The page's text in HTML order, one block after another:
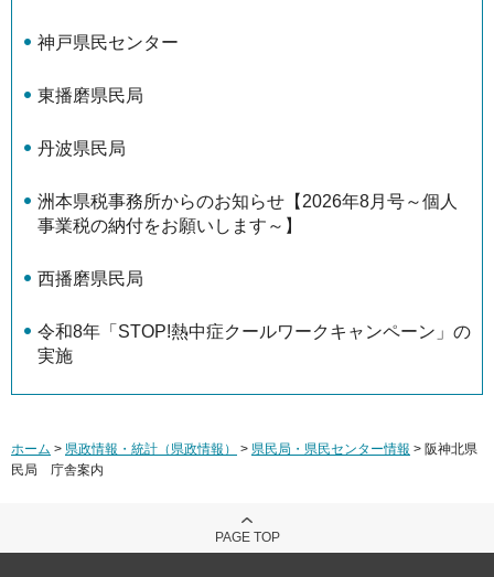
神戸県民センター
東播磨県民局
丹波県民局
洲本県税事務所からのお知らせ【2026年8月号～個人
事業税の納付をお願いします～】
西播磨県民局
令和8年「STOP!熱中症クールワークキャンペーン」の
実施
ホーム > 県政情報・統計（県政情報） > 県民局・県民センター情報 > 阪神北県
民局 庁舎案内
PAGE TOP